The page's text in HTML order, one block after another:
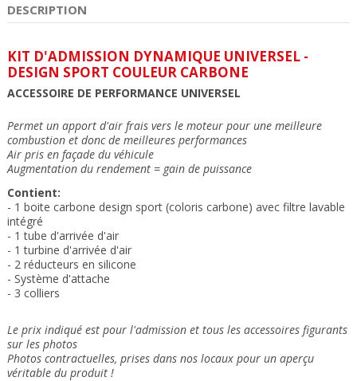
DESCRIPTION
KIT D'ADMISSION DYNAMIQUE UNIVERSEL -
DESIGN SPORT COULEUR CARBONE
ACCESSOIRE DE PERFORMANCE UNIVERSEL
Permet un apport d'air frais vers le moteur pour une meilleure
combustion et donc de meilleures performances
Air pris en façade du véhicule
Augmentation du rendement = gain de puissance
Contient:
- 1 boite carbone design sport (coloris carbone) avec filtre lavable
intégré
- 1 tube d'arrivée d'air
- 1 turbine d'arrivée d'air
- 2 réducteurs en silicone
- Système d'attache
- 3 colliers
Le prix indiqué est pour l'admission et tous les accessoires figurants
sur les photos
Photos contractuelles, prises dans nos locaux pour un aperçu
véritable du produit !